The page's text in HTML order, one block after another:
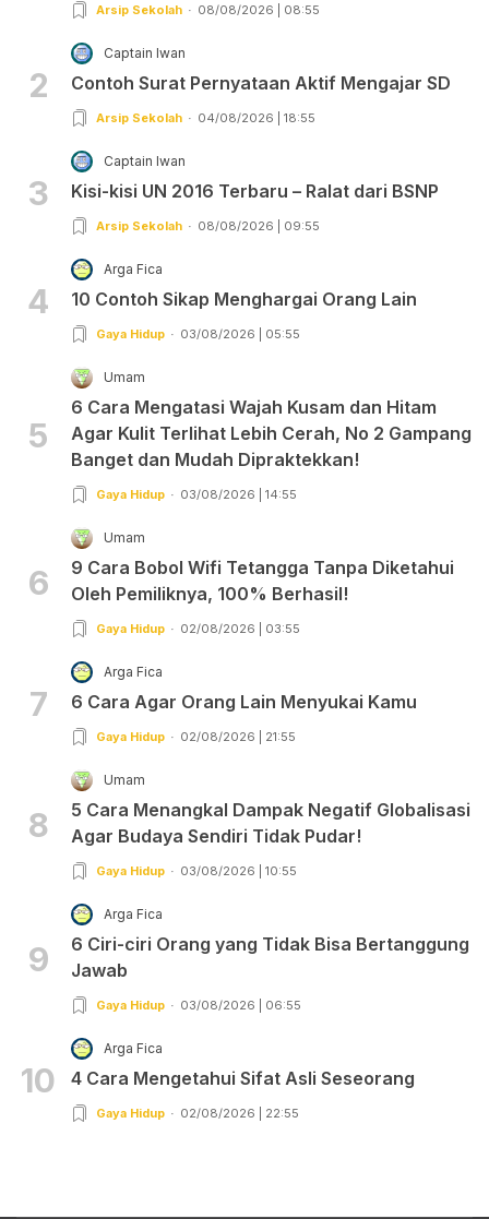
Arsip Sekolah 08/08/2026 | 08:55
2
Captain Iwan
Contoh Surat Pernyataan Aktif Mengajar SD
Arsip Sekolah 04/08/2026 | 18:55
3
Captain Iwan
Kisi-kisi UN 2016 Terbaru – Ralat dari BSNP
Arsip Sekolah 08/08/2026 | 09:55
4
Arga Fica
10 Contoh Sikap Menghargai Orang Lain
Gaya Hidup 03/08/2026 | 05:55
5
Umam
6 Cara Mengatasi Wajah Kusam dan Hitam
Agar Kulit Terlihat Lebih Cerah, No 2 Gampang
Banget dan Mudah Dipraktekkan!
Gaya Hidup 03/08/2026 | 14:55
6
Umam
9 Cara Bobol Wifi Tetangga Tanpa Diketahui
Oleh Pemiliknya, 100% Berhasil!
Gaya Hidup 02/08/2026 | 03:55
7
Arga Fica
6 Cara Agar Orang Lain Menyukai Kamu
Gaya Hidup 02/08/2026 | 21:55
8
Umam
5 Cara Menangkal Dampak Negatif Globalisasi
Agar Budaya Sendiri Tidak Pudar!
Gaya Hidup 03/08/2026 | 10:55
9
Arga Fica
6 Ciri-ciri Orang yang Tidak Bisa Bertanggung
Jawab
Gaya Hidup 03/08/2026 | 06:55
10
Arga Fica
4 Cara Mengetahui Sifat Asli Seseorang
Gaya Hidup 02/08/2026 | 22:55